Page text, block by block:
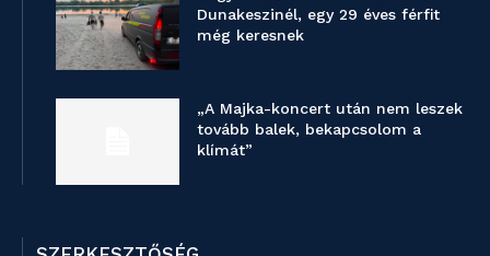
Dunakeszinél, egy 29 éves férfit
még keresnek
„A Majka-koncert után nem leszek
tovább balek, bekapcsolom a
klímát”